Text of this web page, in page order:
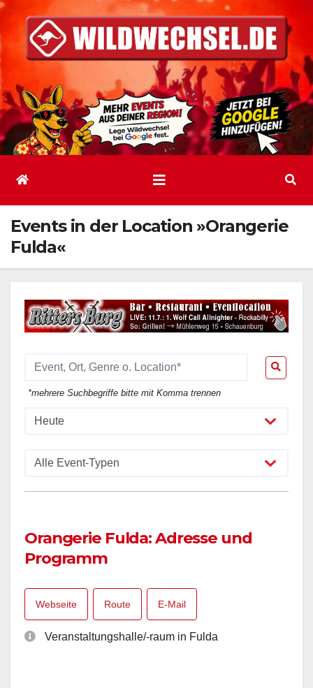
Inhalt
springen
Events in der Location »Orangerie
Fulda«
*mehrere Suchbegriffe bitte mit Komma trennen
Orangerie Fulda: Adresse und
Programm
Webseite Route E-Mail
Veranstaltungshalle/-raum in Fulda